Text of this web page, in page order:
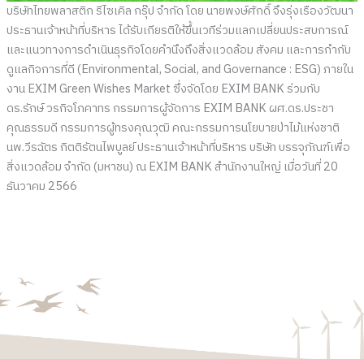
บริษัทไทยพลาสติก รีไซเคิล กรุ๊ป จำกัด โดย นายพงษ์ศักดิ์ จึงรุ่งเรืองวัฒนา
ประธานเจ้าหน้าที่บริหาร ได้รับเกียรติให้ขึ้นเวทีร่วมแลกเปลี่ยนประสบการณ์
และแนวทางการดำเนินธุรกิจโดยคำนึงถึงสิ่งแวดล้อม สังคม และการกำกับ
ดูแลกิจการที่ดี (Environmental, Social, and Governance : ESG) ภายใน
งาน EXIM Green Wishes Market ซึ่งจัดโดย EXIM BANK ร่วมกับ
ดร.รักษ์ วรกิจโภคาทร กรรมการผู้จัดการ EXIM BANK ผศ.ดร.ประชา
คุณธรรมดี กรรมการผู้ทรงคุณวุฒิ คณะกรรมการนโยบายป่าไม้แห่งชาติ
นพ.วีรฉัตร กิตติรัตนไพบูลย์ ประธานเจ้าหน้าที่บริหาร บริษัท บรรจุภัณฑ์เพื่อ
สิ่งแวดล้อม จำกัด (มหาชน) ณ EXIM BANK สำนักงานใหญ่ เมื่อวันที่ 20
ธันวาคม 2566